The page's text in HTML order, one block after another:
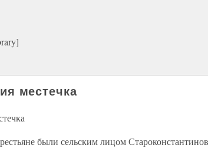
местечка
были сельским лицом